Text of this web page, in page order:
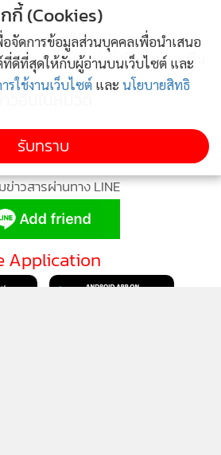
นลาวปล้นร้านทองกลางห้างดัง
ามโขง-ควบคัมรี่เผ่นต่อติดพรมแดนจีน
าวสารผ่านทาง LINE
Application
กี้ (Cookies)
อจัดการข้อมูลส่วนบุคคลเพื่อนำเสนอ
ดีที่สุดให้กับผู้อ่านบนเว็บไซต์ และ
รใช้งานเว็บไซต์ และ นโยบายสิทธิ
รับทราบ